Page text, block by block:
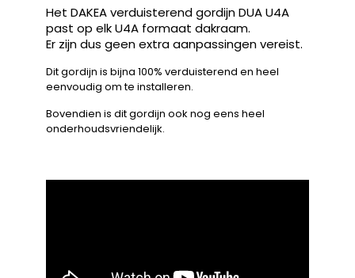
Het DAKEA verduisterend gordijn DUA U4A
past op elk U4A formaat dakraam.
Er zijn dus geen extra aanpassingen vereist.
Dit gordijn is bijna 100% verduisterend en heel
eenvoudig om te installeren.
Bovendien is dit gordijn ook nog eens heel
onderhoudsvriendelijk.